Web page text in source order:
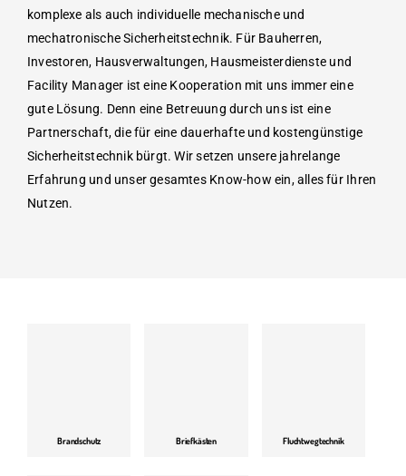
komplexe als auch individuelle mechanische und
mechatronische Sicherheitstechnik. Für Bauherren,
Investoren, Hausverwaltungen, Hausmeisterdienste und
Facility Manager ist eine Kooperation mit uns immer eine
gute Lösung. Denn eine Betreuung durch uns ist eine
Partnerschaft, die für eine dauerhafte und kostengünstige
Sicherheitstechnik bürgt. Wir setzen unsere jahrelange
Erfahrung und unser gesamtes Know-how ein, alles für Ihren
Nutzen.
Brandschutz Briefkästen Fluchtwegtechnik